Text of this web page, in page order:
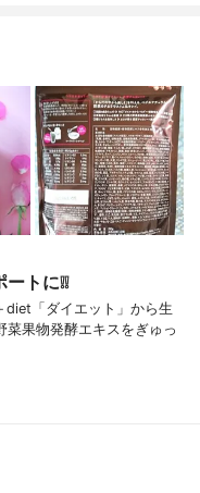
に❕❕
「ダイエット」から生
菜果物発酵エキスをぎゅっ